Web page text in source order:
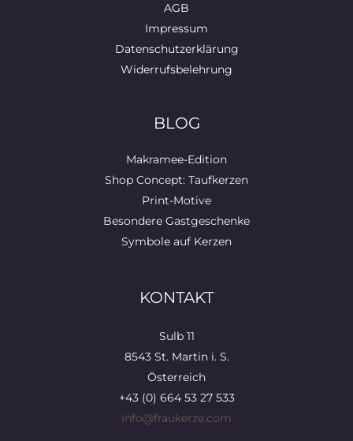
AGB
Impressum
Datenschutzerklärung
Widerrufsbelehrung
BLOG
Makramee-Edition
Shop Concept: Taufkerzen
Print-Motive
Besondere Gastgeschenke
Symbole auf Kerzen
KONTAKT
Sulb 11
8543 St. Martin i. S.
Österreich
+43 (0) 664 53 27 533
info@fraukerze.com